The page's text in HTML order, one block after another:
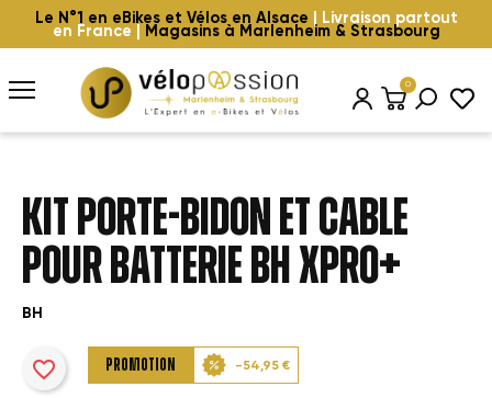
Le N°1 en eBikes et Vélos en Alsace | Livraison partout
en France | Magasins à Marlenheim & Strasbourg
0
KIT PORTE-BIDON ET CABLE
POUR BATTERIE BH XPRO+
BH
favorite_border PROMOTION -54,95 €